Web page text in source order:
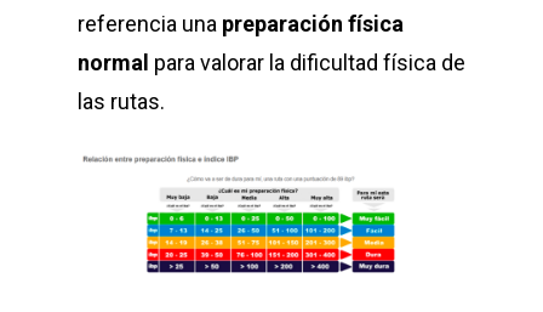
referencia una preparación física
normal para valorar la dificultad física de
las rutas.